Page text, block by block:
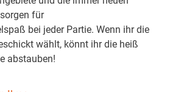
für
bei jeder Partie. Wenn ihr die
wählt, könnt ihr die heiß
abstauben!